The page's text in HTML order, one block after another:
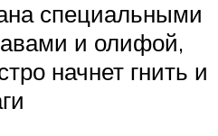
специальными
и олифой,
начнет гнить и